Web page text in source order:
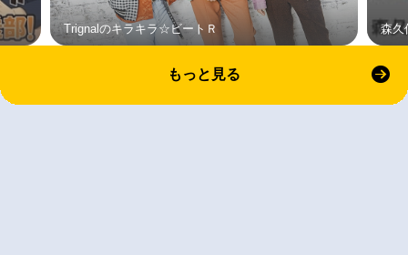
Trignalのキラキラ☆ビートＲ 森久
もっと見る